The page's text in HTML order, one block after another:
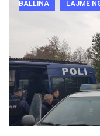
BALLINA LAJME